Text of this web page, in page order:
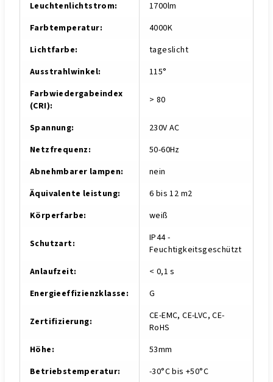
Leuchtenlichtstrom:
1700lm
Farbtemperatur:
4000K
Lichtfarbe:
tageslicht
Ausstrahlwinkel:
115°
Farbwiedergabeindex
(CRI): > 80
Spannung:
230V AC
Netzfrequenz:
50-60Hz
Abnehmbarer lampen:
nein
Äquivalente leistung:
6 bis 12 m2
Körperfarbe: weiß
Schutzart:
IP44 -
Feuchtigkeitsgeschützt
Anlaufzeit:
< 0,1 s
Energieeffizienzklasse: G
Zertifizierung:
CE-EMC, CE-LVC, CE-
RoHS
Höhe:
53mm
Betriebstemperatur: -30°C bis +50°C